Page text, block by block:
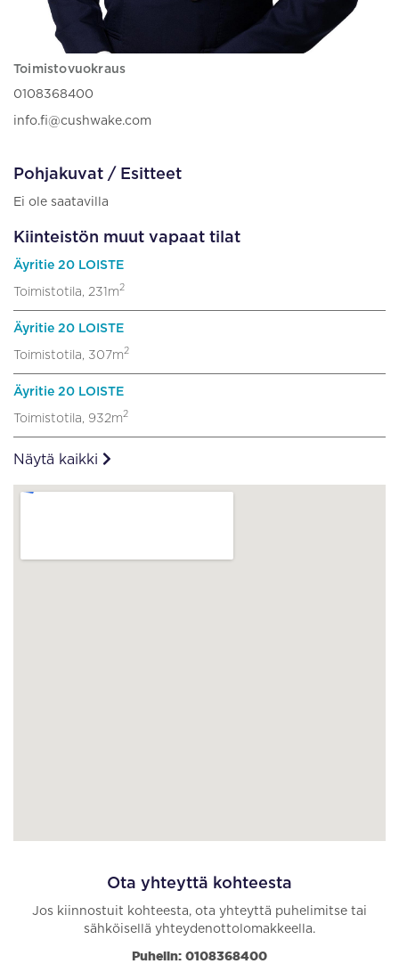
Toimistovuokraus
0108368400
info.fi@cushwake.com
Pohjakuvat / Esitteet
Ei ole saatavilla
Kiinteistön muut vapaat tilat
Äyritie 20 LOISTE
Toimistotila, 231m2
Äyritie 20 LOISTE
Toimistotila, 307m2
Äyritie 20 LOISTE
Toimistotila, 932m2
Näytä kaikki
Ota yhteyttä kohteesta
Jos kiinnostuit kohteesta, ota yhteyttä puhelimitse tai
sähköisellä yhteydenottolomakkeella.
Puhelin: 0108368400